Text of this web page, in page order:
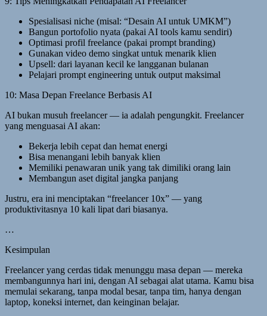
Spesialisasi niche (misal: “Desain AI untuk UMKM”)
Bangun portofolio nyata (pakai AI tools kamu sendiri)
Optimasi profil freelance (pakai prompt branding)
Gunakan video demo singkat untuk menarik klien
Upsell: dari layanan kecil ke langganan bulanan
Pelajari prompt engineering untuk output maksimal
10: Masa Depan Freelance Berbasis AI
AI bukan musuh freelancer — ia adalah pengungkit. Freelancer
yang menguasai AI akan:
Bekerja lebih cepat dan hemat energi
Bisa menangani lebih banyak klien
Memiliki penawaran unik yang tak dimiliki orang lain
Membangun aset digital jangka panjang
Justru, era ini menciptakan “freelancer 10x” — yang
produktivitasnya 10 kali lipat dari biasanya.
…
Kesimpulan
Freelancer yang cerdas tidak menunggu masa depan — mereka
membangunnya hari ini, dengan AI sebagai alat utama. Kamu bisa
memulai sekarang, tanpa modal besar, tanpa tim, hanya dengan
laptop, koneksi internet, dan keinginan belajar.